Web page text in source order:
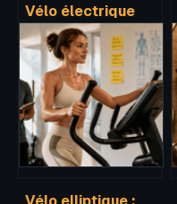
Vélo électrique
longue distance :
3 piliers
techniques pour
dépasser les 100
km